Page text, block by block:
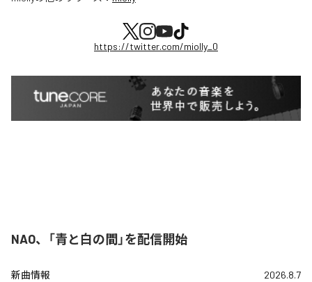
https://twitter.com/miolly_0
NAO、「青と白の間」を配信開始
新曲情報 2026.8.7